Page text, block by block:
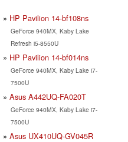
HP Pavilion 14-bf108ns
GeForce 940MX, Kaby Lake
Refresh i5-8550U
HP Pavilion 14-bf014ns
GeForce 940MX, Kaby Lake i7-
7500U
Asus A442UQ-FA020T
GeForce 940MX, Kaby Lake i7-
7500U
Asus UX410UQ-GV045R